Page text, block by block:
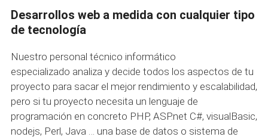
Desarrollos web a medida con cualquier tipo
de tecnología
Nuestro personal técnico informático
especializado analiza y decide todos los aspectos de tu
proyecto para sacar el mejor rendimiento y escalabilidad,
pero si tu proyecto necesita un lenguaje de
programación en concreto PHP, ASP.net C#, visualBasic,
nodejs, Perl, Java … una base de datos o sistema de